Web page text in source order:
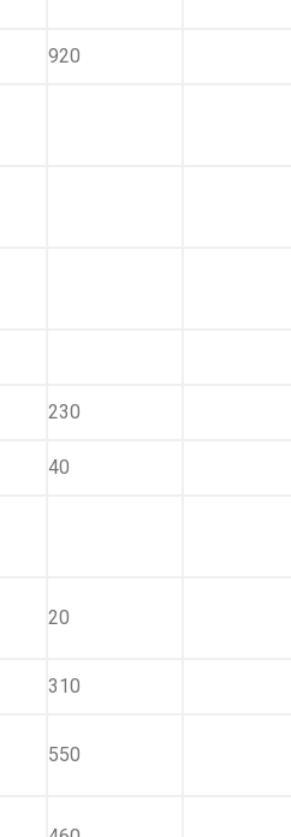
920
230
40
20
310
550